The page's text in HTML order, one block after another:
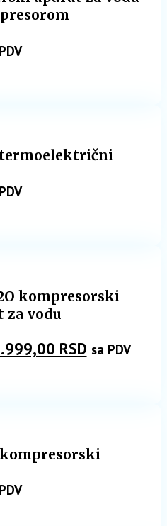
termoelektrični
kompresorski
za vodu
RSDTrenutna
sa PDV